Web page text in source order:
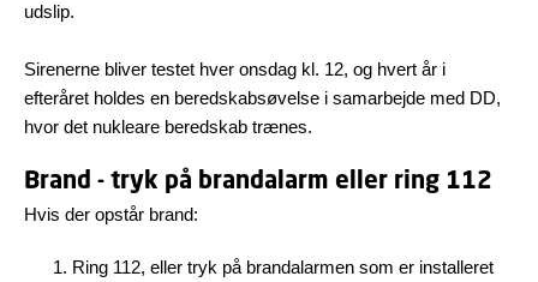
udslip.
Sirenerne bliver testet hver onsdag kl. 12, og hvert år i
efteråret holdes en beredskabsøvelse i samarbejde med DD,
hvor det nukleare beredskab trænes.
Brand - tryk på brandalarm eller ring 112
Hvis der opstår brand:
Ring 112, eller tryk på brandalarmen som er installeret